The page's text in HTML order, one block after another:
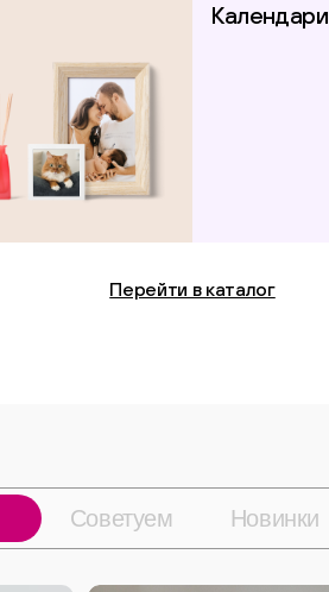
Календари
Перейти в каталог
Советуем Новинки